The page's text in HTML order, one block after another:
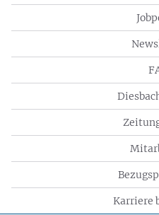
Karriere